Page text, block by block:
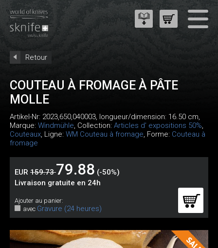
Retour
COUTEAU À FROMAGE À PÂTE
MOLLE
Artikel-Nr: 2023,650,040003, longueur/dimension: 16.50 cm,
Marque: Windmühle, Collection: Articles d' expositions 50%,
Couteaux, Ligne: WM Couteau à fromage, Forme: Couteau à
fromage
EUR 159.7379.88 (-50%)
Livraison gratuite en 24h
Ajouter au panier:
avec Gravure (24 heures)